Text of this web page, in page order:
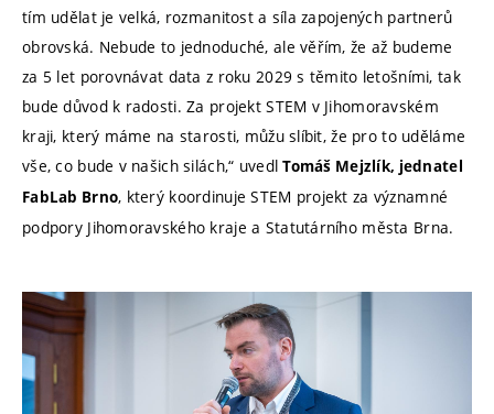
tím udělat je velká, rozmanitost a síla zapojených partnerů
obrovská. Nebude to jednoduché, ale věřím, že až budeme
za 5 let porovnávat data z roku 2029 s těmito letošními, tak
bude důvod k radosti. Za projekt STEM v Jihomoravském
kraji, který máme na starosti, můžu slíbit, že pro to uděláme
vše, co bude v našich silách,“ uvedlTomáš Mejzlík, jednatel
FabLab Brno, který koordinuje STEM projekt za významné
podpory Jihomoravského kraje a Statutárního města Brna.